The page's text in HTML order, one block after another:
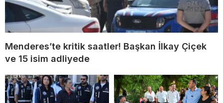
Menderes’te kritik saatler! Başkan İlkay Çiçek
ve 15 isim adliyede